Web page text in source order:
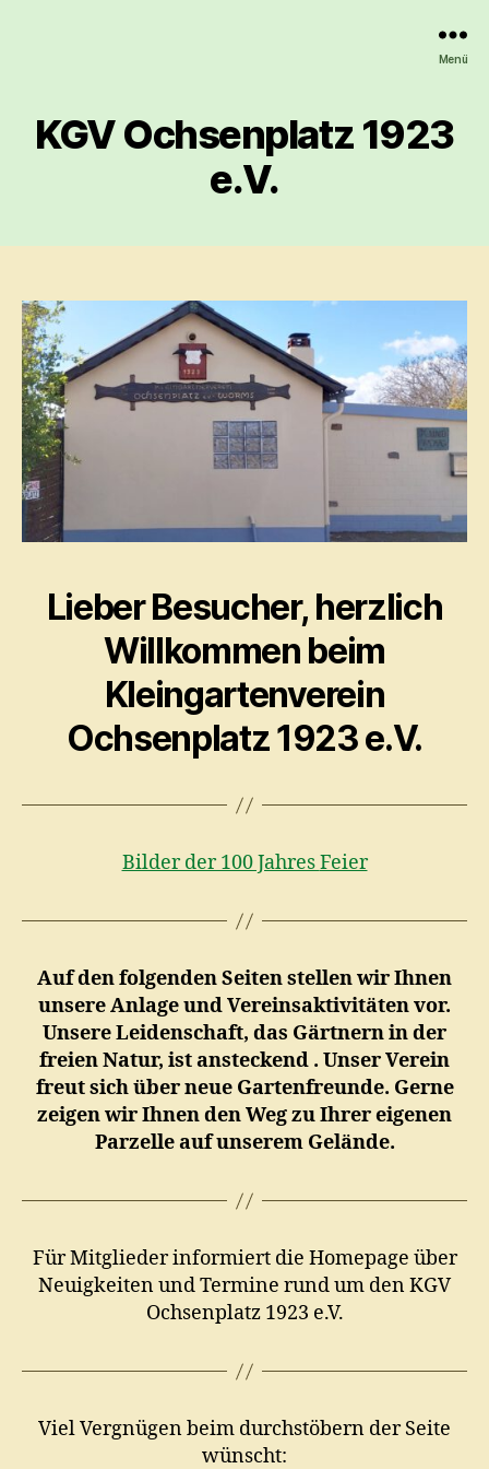
Menü
KGV Ochsenplatz 1923
e.V.
Lieber Besucher, herzlich
Willkommen beim
Kleingartenverein
Ochsenplatz 1923 e.V.
Bilder der 100 JahresFeier
Auf den folgenden Seiten stellen wir Ihnen
unsere Anlage und Vereinsaktivitäten vor.
Unsere Leidenschaft, das Gärtnern in der
freien Natur, ist ansteckend . Unser Verein
freut sich über neue Gartenfreunde. Gerne
zeigen wir Ihnen den Weg zu Ihrer eigenen
Parzelle auf unserem Gelände.
Für Mitglieder informiert die Homepage über
Neuigkeiten und Termine rund um den KGV
Ochsenplatz 1923 e.V.
Viel Vergnügen beim durchstöbern der Seite
wünscht: